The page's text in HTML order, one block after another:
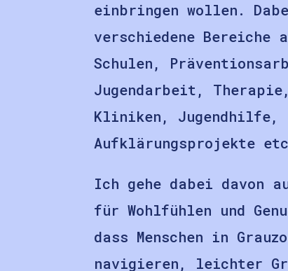
einbringen wollen.
verschiedene Bereiche
Schulen,
Jugendarbeit,
Kliniken, Jugendhilfe,
Aufklärungsprojekte
Ich gehe dabei davon
für Wohlfühlen und
dass Menschen in
navigieren, leichter